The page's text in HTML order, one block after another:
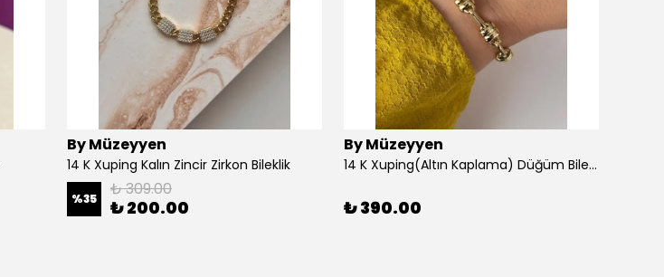
By Müzeyyen
14 K Xuping Kalın Zincir Zirkon Bileklik
%35 ₺ 309.00
₺ 200.00
By Müzeyyen
14 K Xuping(Altın Kaplama) Düğüm Bileklik
₺ 390.00